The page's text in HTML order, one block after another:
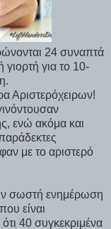
24 συναπτά
γιορτή για το 10-
Αριστερόχειρων!
ενώ ακόμα και
με το αριστερό
σωστή ενημέρωση
είναι
40 συγκεκριμένα